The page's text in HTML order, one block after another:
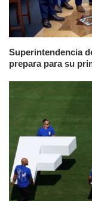
Superintendencia
prepara para su